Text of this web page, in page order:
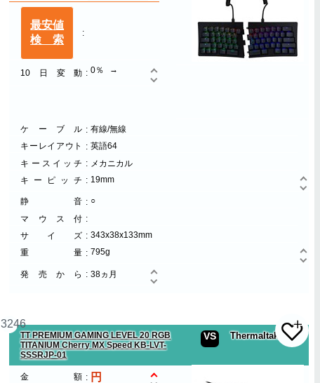
最安値
検索
10日変動 0％
ケーブル
有線/無線
キーレイアウト
英語64
キースイッチ
メカニカル
キーピッチ
19mm
静音
○
マウス付
サイズ
343x38x133mm
重量
795g
発売から 38ヵ月
3246
TT PREMIUM GAMING LEVEL 20 RGB
TITANIUM Cherry MX Speed KB-LVT-
SSSRJP-01
VS Thermaltake
金額